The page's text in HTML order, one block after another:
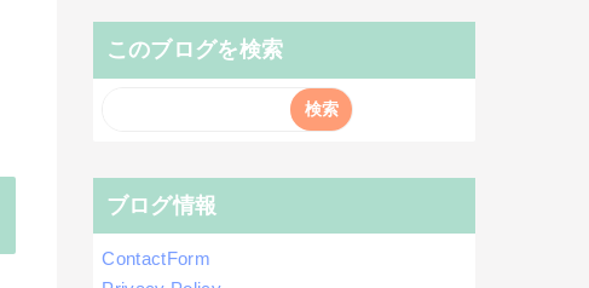
このブログを検索
ブログ情報
ContactForm